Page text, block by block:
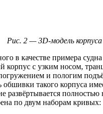
Рис. 2 — 3D-модель корпуса
в качестве примера судна
корпус с узким носом,
и пологим
обшивки такого корпуса
развёртывается полностью
по двум наборам кривых: